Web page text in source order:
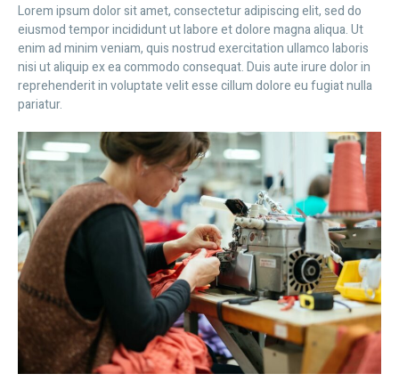
Lorem ipsum dolor sit amet, consectetur adipiscing elit, sed do
eiusmod tempor incididunt ut labore et dolore magna aliqua. Ut
enim ad minim veniam, quis nostrud exercitation ullamco laboris
nisi ut aliquip ex ea commodo consequat. Duis aute irure dolor in
reprehenderit in voluptate velit esse cillum dolore eu fugiat nulla
pariatur.